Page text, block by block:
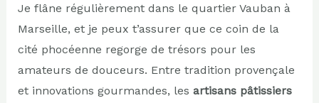
Je flâne régulièrement dans le quartier Vauban à
Marseille, et je peux t’assurer que ce coin de la
cité phocéenne regorge de trésors pour les
amateurs de douceurs. Entre tradition provençale
et innovations gourmandes, les artisans pâtissiers